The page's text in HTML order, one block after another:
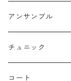
コクーン/バレル/
ストレート
チェック
リバーシブル
バルーン
サロペット オー
アンサンブル
チュニック
コート